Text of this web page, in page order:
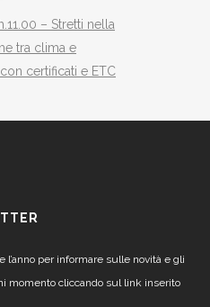
– Stretti nella
tra clima e
certificati e ETC
per informare sulle novità e gli
momento cliccando sul link inserito